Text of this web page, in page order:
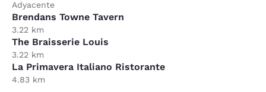
Adyacente
Brendans Towne Tavern
3.22 km
The Braisserie Louis
3.22 km
La Primavera Italiano Ristorante
4.83 km